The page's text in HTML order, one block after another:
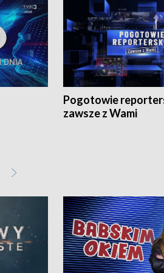
Pogotowie
zawsze z Wami